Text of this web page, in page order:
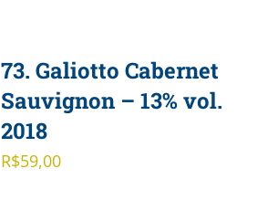
73. Galiotto Cabernet
Sauvignon – 13% vol.
2018
R$59,00